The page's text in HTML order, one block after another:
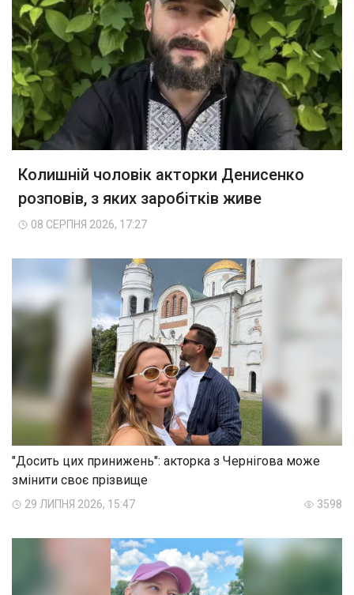
Колишній чоловік акторки Денисенко
розповів, з яких заробітків живе
08 СЕРПНЯ 2026, 17:27
"Досить цих принижень": акторка з Чернігова може
змінити своє прізвище
29 ЛИПНЯ 2026, 15:47 3598